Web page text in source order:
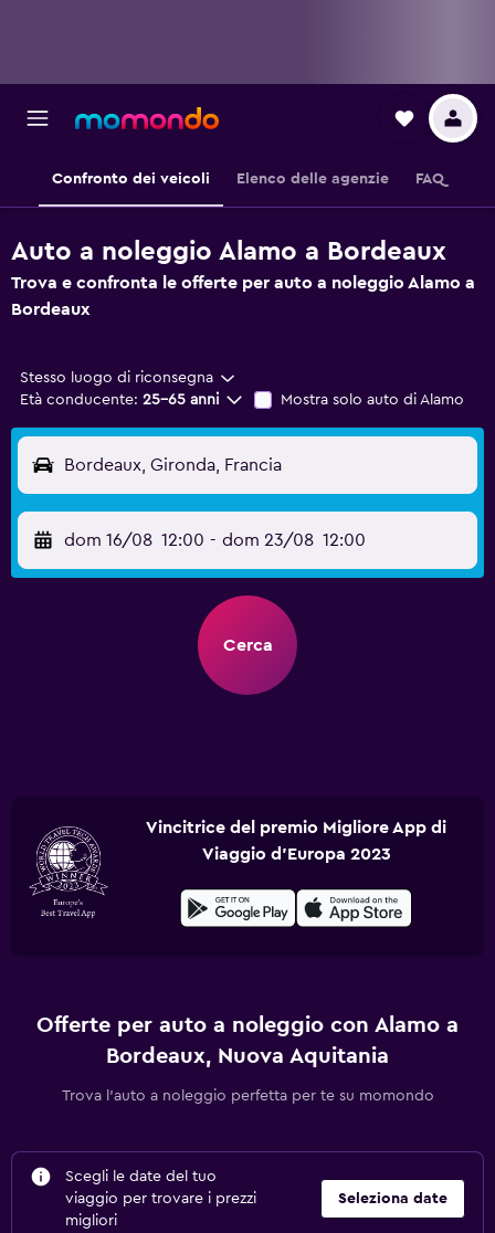
Confronto dei veicoli Elenco delle agenzie FAQ
Auto a noleggio Alamo a Bordeaux
Trova e confronta le offerte per auto a noleggio Alamo a
Bordeaux
Stesso luogo di riconsegna
Età conducente: 25-65 anni Mostra solo auto di Alamo
Bordeaux, Gironda, Francia
dom 16/08 12:00 - dom 23/08 12:00
Cerca
Vincitrice del premio Migliore App di
Viaggio d'Europa 2023
Offerte per auto a noleggio con Alamo a
Bordeaux, Nuova Aquitania
Trova l'auto a noleggio perfetta per te su momondo
Scegli le date del tuo
viaggio per trovare i prezzi
migliori
Seleziona date